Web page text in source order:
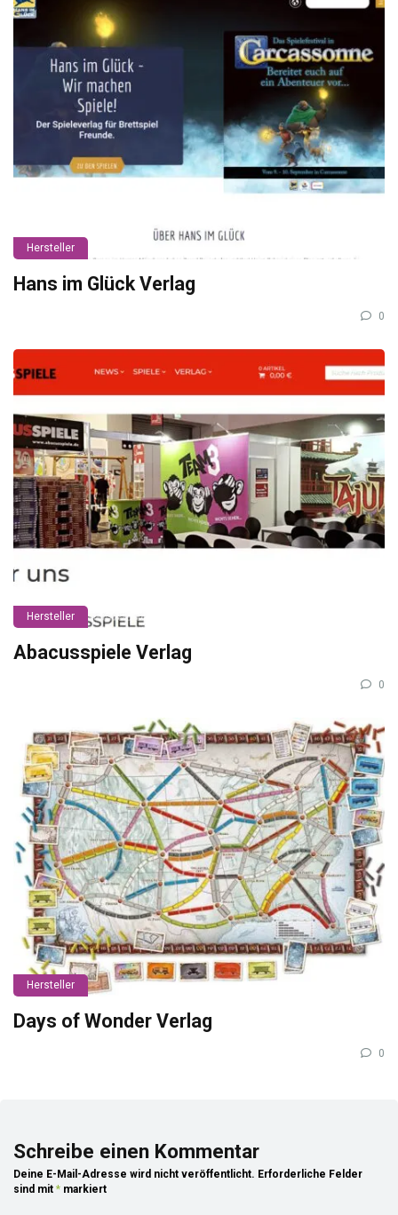
Hersteller
Hans im Glück Verlag
0
Hersteller
Abacusspiele Verlag
0
Hersteller
Days of Wonder Verlag
0
Schreibe einen Kommentar
Deine E-Mail-Adresse wird nicht veröffentlicht. Erforderliche Felder
sind mit * markiert